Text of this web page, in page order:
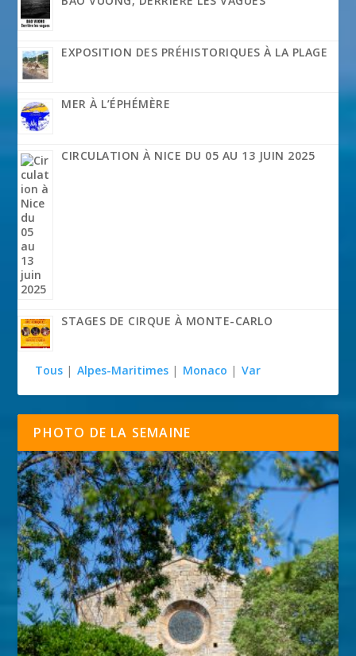
EXPOSITION DES PRÉHISTORIQUES À LA PLAGE
MER À L’ÉPHÉMÈRE
CIRCULATION À NICE DU 05 AU 13 JUIN 2025
STAGES DE CIRQUE À MONTE-CARLO
Tous | Alpes-Maritimes | Monaco | Var
PHOTO DE LA SEMAINE